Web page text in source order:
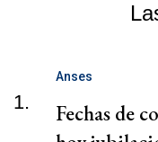
1.
Anses
Fechas de